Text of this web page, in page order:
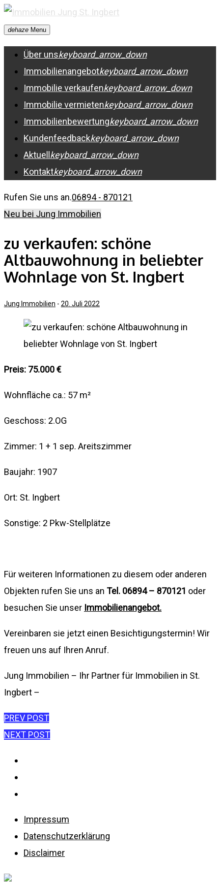
Skip
to
content
dehaze Menu
Über unskeyboard_arrow_down
Immobilienangebotkeyboard_arrow_down
Immobilie verkaufenkeyboard_arrow_down
Immobilie vermietenkeyboard_arrow_down
Immobilienbewertungkeyboard_arrow_down
Kundenfeedbackkeyboard_arrow_down
Aktuell keyboard_arrow_down
Kontaktkeyboard_arrow_down
Rufen Sie uns an.06894 - 870121
Neu bei Jung Immobilien
zu verkaufen: schöne
Altbauwohnung in beliebter
Wohnlage von St. Ingbert
Jung Immobilien - 20. Juli 2022
Preis: 75.000 €
Wohnfläche ca.: 57 m²
Geschoss: 2.OG
Zimmer: 1 + 1 sep. Areitszimmer
Baujahr: 1907
Ort: St. Ingbert
Sonstige: 2 Pkw-Stellplätze
Für weiteren Informationen zu diesem oder anderen
Objekten rufen Sie uns an Tel. 06894 – 870121 oder
besuchen Sie unser Immobilienangebot.
Vereinbaren sie jetzt einen Besichtigungstermin! Wir
freuen uns auf Ihren Anruf.
Jung Immobilien – Ihr Partner für Immobilien in St.
Ingbert –
Beitragsnavigation
PREV POST
NEXT POST
Impressum
Datenschutzerklärung
Disclaimer